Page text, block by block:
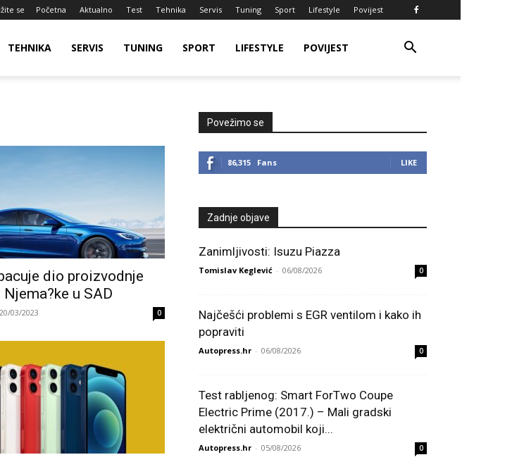
se Početna Aktualno Test Tehnika Servis Tuning Sport Lifestyle Povijest
TEHNIKA SERVIS TUNING SPORT LIFESTYLE POVIJEST
dio proizvodnje
u SAD
20/03/2023 0
Povežimo se
86,315 Fans LIKE
Zadnje objave
Zanimljivosti: Isuzu Piazza
Tomislav Keglević - 06/08/2026 0
Najčešći problemi s EGR ventilom i kako ih
popraviti
Autopress.hr - 06/08/2026 0
Test rabljenog: Smart ForTwo Coupe
Electric Prime (2017.) – Mali gradski
električni automobil koji...
Autopress.hr - 05/08/2026 0